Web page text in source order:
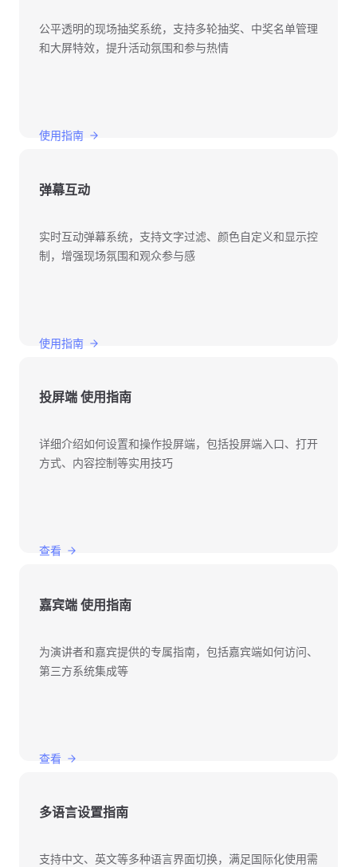
公平透明的现场抽奖系统，支持多轮抽奖、中奖名单管理
和大屏特效，提升活动氛围和参与热情
使用指南
弹幕互动
实时互动弹幕系统，支持文字过滤、颜色自定义和显示控
制，增强现场氛围和观众参与感
使用指南
投屏端 使用指南
详细介绍如何设置和操作投屏端，包括投屏端入口、打开
方式、内容控制等实用技巧
查看
嘉宾端 使用指南
为演讲者和嘉宾提供的专属指南，包括嘉宾端如何访问、
第三方系统集成等
查看
多语言设置指南
支持中文、英文等多种语言界面切换，满足国际化使用需